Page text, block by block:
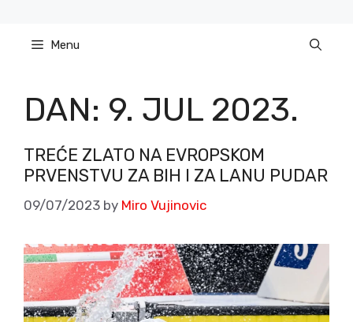
content Menu
DAN: 9. JUL 2023.
TREĆE ZLATO NA EVROPSKOM
PRVENSTVU ZA BIH I ZA LANU PUDAR
09/07/2023 by Miro Vujinovic